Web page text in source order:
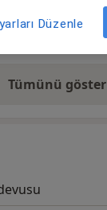
(1)
Tümünü göster
Düzenle